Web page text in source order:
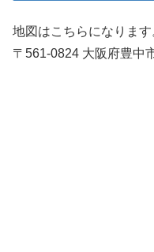
地図はこちらになります
〒561-0824 大阪府豊中